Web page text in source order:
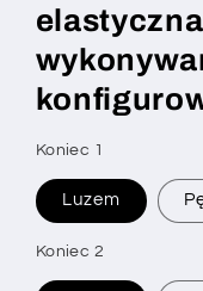
SKU:
Koniec 1
Luzem
Koniec 2